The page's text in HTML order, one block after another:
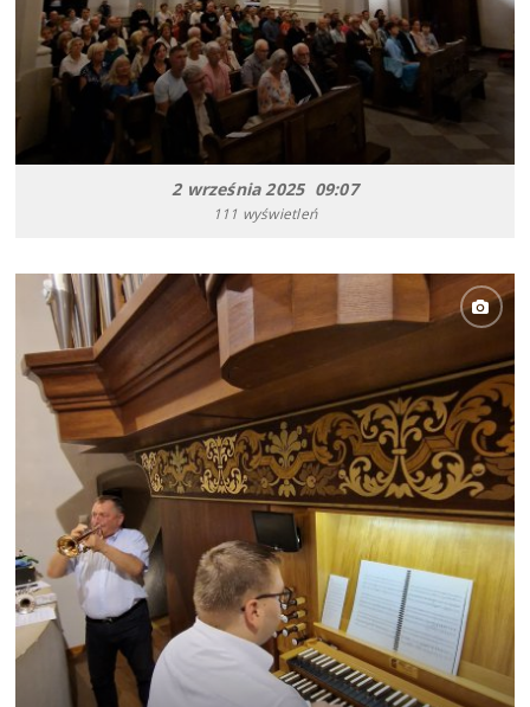
2 września 2025 09:07
111 wyświetleń